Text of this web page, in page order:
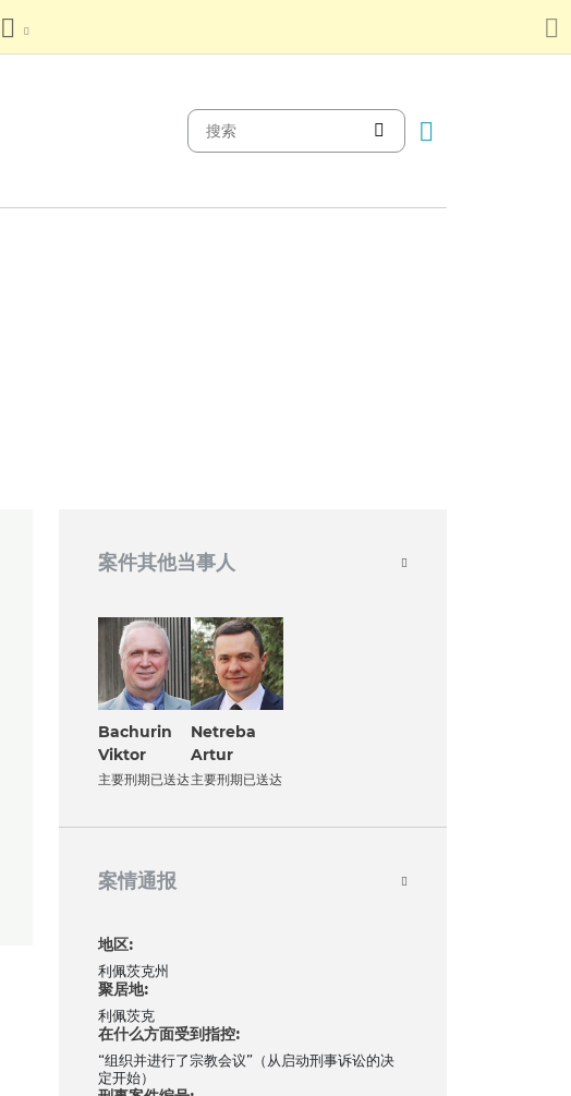
案件其他当事人
Bachurin
Viktor
主要刑期已送达
Netreba
Artur
主要刑期已送达
案情通报
地区:
利佩茨克州
聚居地:
利佩茨克
在什么方面受到指控:
“组织并进行了宗教会议”（从启动刑事诉讼的决
定开始）